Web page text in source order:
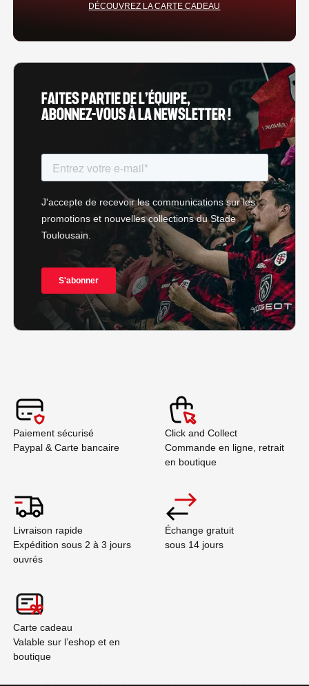
DÉCOUVREZ LA CARTE CADEAU
FAITES PARTIE DE L’ÉQUIPE,
ABONNEZ-VOUS À LA NEWSLETTER !
Paiement sécurisé
Paypal & Carte bancaire
Click and Collect
Commande en ligne, retrait
en boutique
Livraison rapide
Expédition sous 2 à 3 jours
ouvrés
Échange gratuit
sous 14 jours
Carte cadeau
Valable sur l’eshop et en
boutique